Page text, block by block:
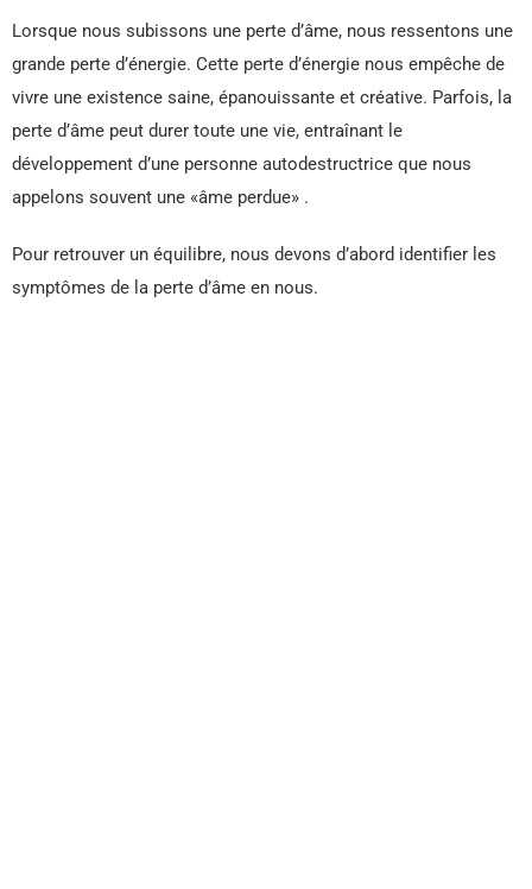
Lorsque nous subissons une perte d’âme, nous ressentons une
grande perte d’énergie. Cette perte d’énergie nous empêche de
vivre une existence saine, épanouissante et créative. Parfois, la
perte d’âme peut durer toute une vie, entraînant le
développement d’une personne autodestructrice que nous
appelons souvent une «âme perdue» .
Pour retrouver un équilibre, nous devons d’abord identifier les
symptômes de la perte d’âme en nous.